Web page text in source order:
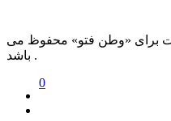
برای «وطن فتو» محفوظ می
باشد .
0